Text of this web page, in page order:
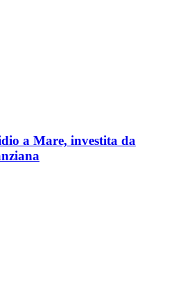
a Mare, investita da